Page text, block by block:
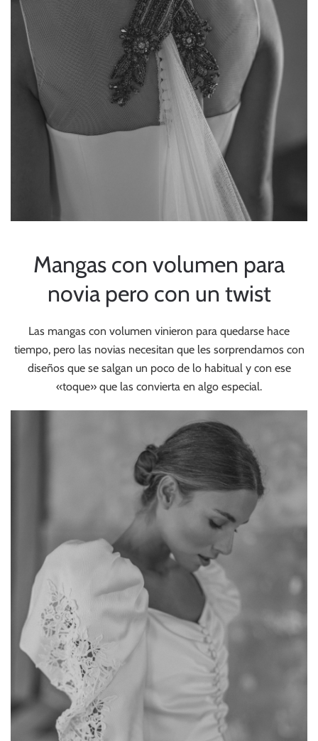
Mangas con volumen para
novia pero con un twist
Las mangas con volumen vinieron para quedarse hace
tiempo, pero las novias necesitan que les sorprendamos con
diseños que se salgan un poco de lo habitual y con ese
«toque» que las convierta en algo especial.